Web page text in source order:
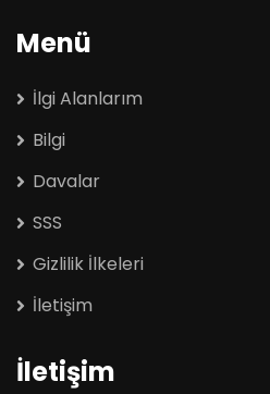
Menü
İlgi Alanlarım
Bilgi
Davalar
SSS
Gizlilik İlkeleri
İletişim
İletişim